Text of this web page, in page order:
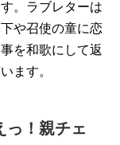
。ラブレターは
や召使の童に恋
を和歌にして返
ます。
っ！親チェ